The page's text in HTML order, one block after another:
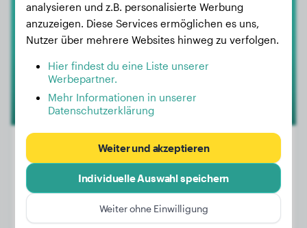
Zelda
Alter:
3 Jahre, 6 Monate
Geschlecht:
Hündinn
analysieren und z.B. personalisierte Werbung
anzuzeigen. Diese Services ermöglichen es uns,
Nutzer über mehrere Websites hinweg zu verfolgen.
Hier findest du eine Liste unserer
Werbepartner.
Mehr Informationen in unserer
Datenschutzerklärung
Weiter und akzeptieren
Individuelle Auswahl speichern
Weiter ohne Einwilligung